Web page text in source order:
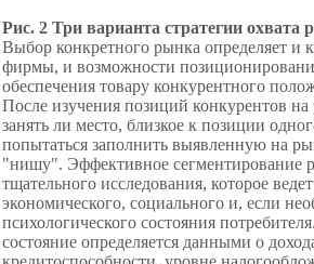
Рис. 2 Три варианта стратегии охвата
Выбор конкретного рынка определяет и
фирмы, и возможности
обеспечения товару конкурентного
После изучения позиций конкурентов
занять ли место, близкое к позиции
попытаться заполнить выявленную на
"нишу". Эффективное сегментирование
тщательного исследования, которое
экономического, социального и, если
психологического состояния
состояние определяется данными о